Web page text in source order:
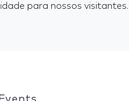
para nossos visitantes.